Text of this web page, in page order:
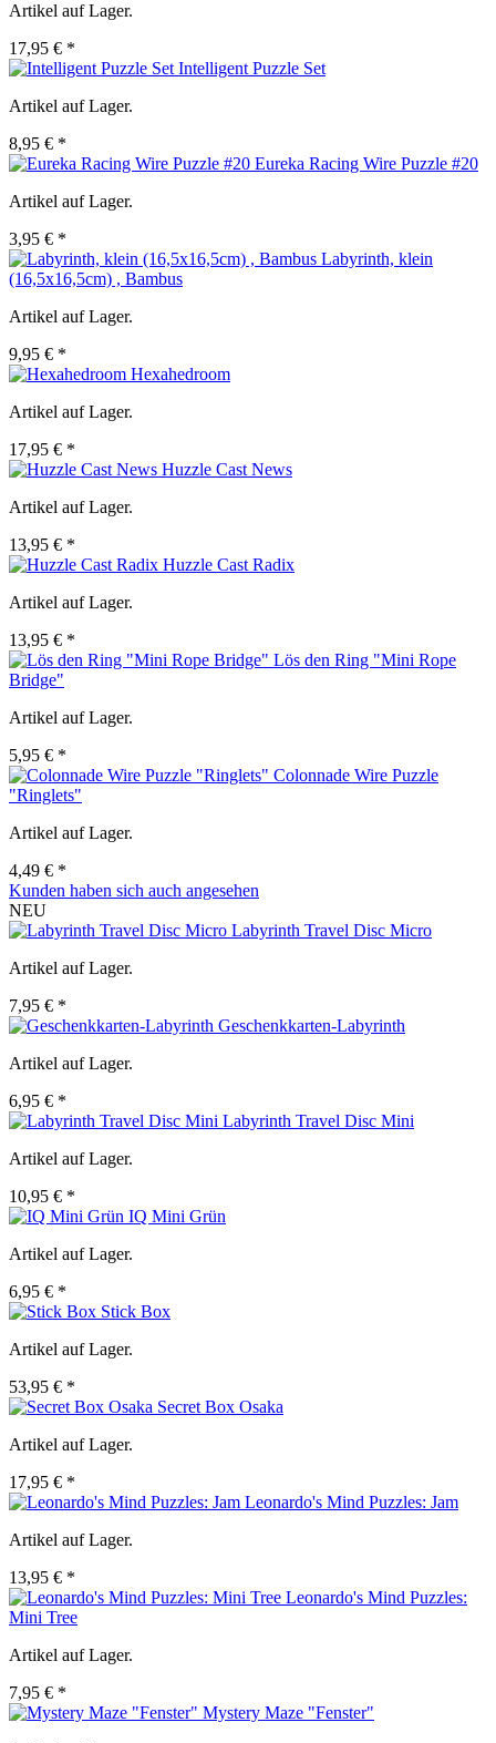
Artikel auf Lager.
17,95 € *
Intelligent Puzzle Set
Artikel auf Lager.
8,95 € *
Eureka Racing Wire Puzzle #20
Artikel auf Lager.
3,95 € *
Labyrinth, klein
(16,5x16,5cm) , Bambus
Artikel auf Lager.
9,95 € *
Hexahedroom
Artikel auf Lager.
17,95 € *
Huzzle Cast News
Artikel auf Lager.
13,95 € *
Huzzle Cast Radix
Artikel auf Lager.
13,95 € *
Lös den Ring "Mini Rope
Bridge"
Artikel auf Lager.
5,95 € *
Colonnade Wire Puzzle
"Ringlets"
Artikel auf Lager.
4,49 € *
Kunden haben sich auch angesehen
NEU
Labyrinth Travel Disc Micro
Artikel auf Lager.
7,95 € *
Geschenkkarten-Labyrinth
Artikel auf Lager.
6,95 € *
Labyrinth Travel Disc Mini
Artikel auf Lager.
10,95 € *
IQ Mini Grün
Artikel auf Lager.
6,95 € *
Stick Box
Artikel auf Lager.
53,95 € *
Secret Box Osaka
Artikel auf Lager.
17,95 € *
Leonardo's Mind Puzzles: Jam
Artikel auf Lager.
13,95 € *
Leonardo's Mind Puzzles:
Mini Tree
Artikel auf Lager.
7,95 € *
Mystery Maze "Fenster"